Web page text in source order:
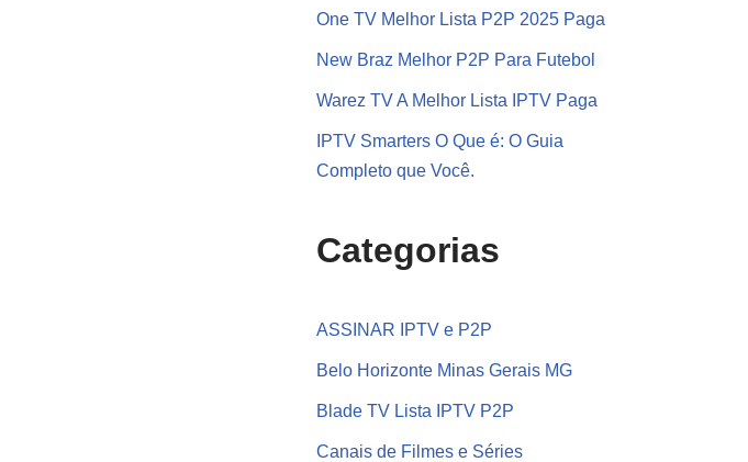
One TV Melhor Lista P2P 2025 Paga
New Braz Melhor P2P Para Futebol
Warez TV A Melhor Lista IPTV Paga
IPTV Smarters O Que é: O Guia
Completo que Você.
Categorias
ASSINAR IPTV e P2P
Belo Horizonte Minas Gerais MG
Blade TV Lista IPTV P2P
Canais de Filmes e Séries